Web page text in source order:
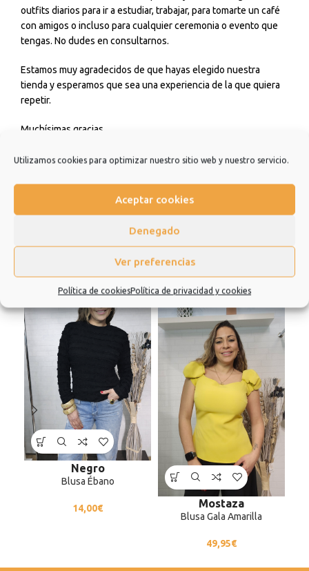
Utilizamos cookies para optimizar nuestro sitio web y nuestro servicio.
Aceptar cookies
Denegado
Ver preferencias
Política de cookiesPolítica de privacidad y cookies
outfits diarios para ir a estudiar, trabajar, para tomarte un café
con amigos o incluso para cualquier ceremonia o evento que
tengas. No dudes en consultarnos.
Estamos muy agradecidos de que hayas elegido nuestra
tienda y esperamos que sea una experiencia de la que quiera
repetir.
Muchísimas gracias.
Productos relacionados
Negro
Blusa Ébano
14,00€ Mostaza
Blusa Gala Amarilla
49,95€